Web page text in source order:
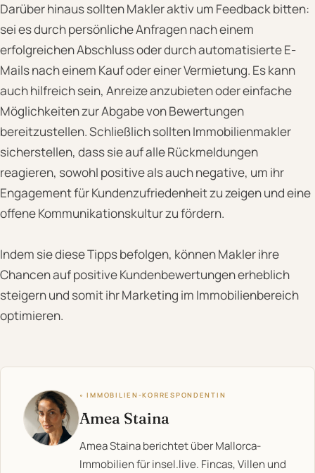
Darüber hinaus sollten Makler aktiv um Feedback bitten:
sei es durch persönliche Anfragen nach einem
erfolgreichen Abschluss oder durch automatisierte E-
Mails nach einem Kauf oder einer Vermietung. Es kann
auch hilfreich sein, Anreize anzubieten oder einfache
Möglichkeiten zur Abgabe von Bewertungen
bereitzustellen. Schließlich sollten Immobilienmakler
sicherstellen, dass sie auf alle Rückmeldungen
reagieren, sowohl positive als auch negative, um ihr
Engagement für Kundenzufriedenheit zu zeigen und eine
offene Kommunikationskultur zu fördern.
Indem sie diese Tipps befolgen, können Makler ihre
Chancen auf positive Kundenbewertungen erheblich
steigern und somit ihr Marketing im Immobilienbereich
optimieren.
◦ IMMOBILIEN-KORRESPONDENTIN
Amea Staina
Amea Staina berichtet über Mallorca-
Immobilien für insel.live. Fincas, Villen und